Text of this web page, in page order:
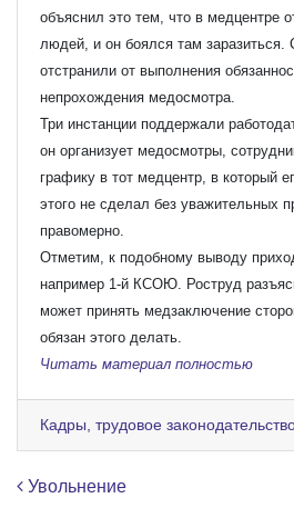
объяснил это тем, что в медцентре
людей, и он боялся там заразиться.
отстранили от выполнения
непрохождения медосмотра.
Три инстанции поддержали
он организует медосмотры,
графику в тот медцентр, в который
этого не сделал без уважительных
правомерно.
Отметим, к подобному выводу
например 1-й КСОЮ. Роструд
может принять медзаключение
обязан этого делать.
Читать материал полностью
Кадры, трудовое
Навигация по
Увольнение